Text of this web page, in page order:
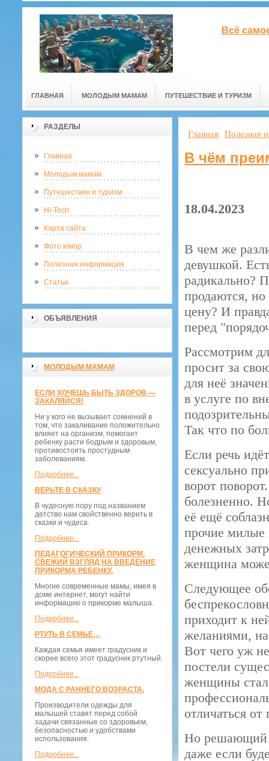
Всё
ГЛАВНАЯ МОЛОДЫМ МАМАМ ПУТЕШЕСТВИЕ И ТУРИЗМ
РАЗДЕЛЫ
Главная
Молодым мамам
Путешествие и туризм
Hi-Tech
Карта сайта
Фото юмор
Полезная информация
Статьи
ОБЪЯВЛЕНИЯ
МОЛОДЫМ МАМАМ
ЕСЛИ ХОЧЕШЬ БЫТЬ ЗДОРОВ —
ЗАКАЛЯЙСЯ!
Ни у кого не вызывает сомнений в
том, что закаливание положительно
влияет на организм, помогает
ребенку расти бодрым и здоровым,
противостоять простудным
заболеваниям.
Подробнее...
ВЕРЬТЕ В СКАЗКУ
В чудесную пору под названием
детство нам свойственно верить в
сказки и чудеса.
Подробнее...
ПЕДАГОГИЧЕСКИЙ ПРИКОРМ.
СВЕЖИЙ ВЗГЛЯД НА ВВЕДЕНИЕ
ПРИКОРМА РЕБЕНКУ.
Многие современные мамы, имея в
доме интернет, могут найти
информацию о прикорме малыша.
Подробнее...
РТУТЬ В СЕМЬЕ…
Каждая семья имеет градусник и
скорее всего этот градусник ртутный.
Подробнее...
МОДА С РАННЕГО ВОЗРАСТА.
Производители одежды для
малышей ставят перед собой
задачи связанные со здоровьем,
безопасностью и удобствами
использования.
Подробнее...
Главная Полезная
В чём
18.04.2023
В чем же
девушкой.
радикально?
продаются,
цену? И
перед
Рассмотрим
просит за
для неё
в услуге по
Так что по
Если речь
сексуально
ворот
болезненно.
её ещё
прочие
денежных
женщина
Следующее
приходит к
желаниями,
Вот чего уж
постели
женщины
отличаться
Но решающий
даже если